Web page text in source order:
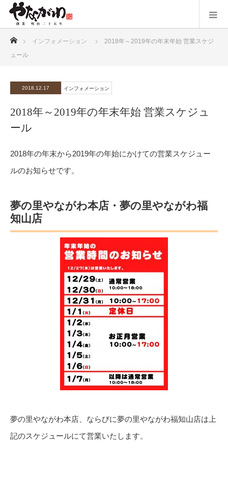
インフォメーション
2018年～2019年の年末年始 営業スケジ
ュール
2018.12.17 インフォメーション
2018年～2019年の年末年始 営業スケジュ
ール
2018年の年末から2019年の年始にかけての営業スケジュー
ルのお知らせです。
夢の里やながわ本店・夢の里やながわ福
知山店
夢の里やながわ本店、ならびに夢の里やながわ福知山店は上
記のスケジュールにて営業いたします。